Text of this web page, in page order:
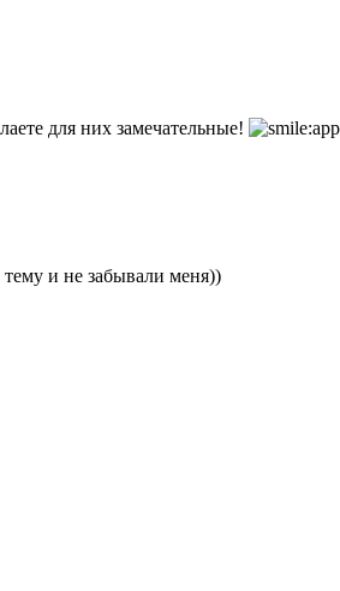
для них замечательные!
и не забывали меня))